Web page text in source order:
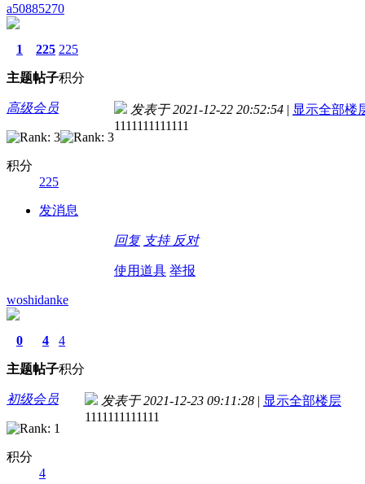
a50885270
1
主题
225
帖子
225
积分
高级会员
积分
225
发消息
发表于 2021-12-22 20:52:54 | 显示全部楼
1111111111111
回复 支持 反对
使用道具 举报
woshidanke
0
主题
4
帖子
4
积分
初级会员
积分
4
发表于 2021-12-23 09:11:28 | 显示全部楼层
1111111111111